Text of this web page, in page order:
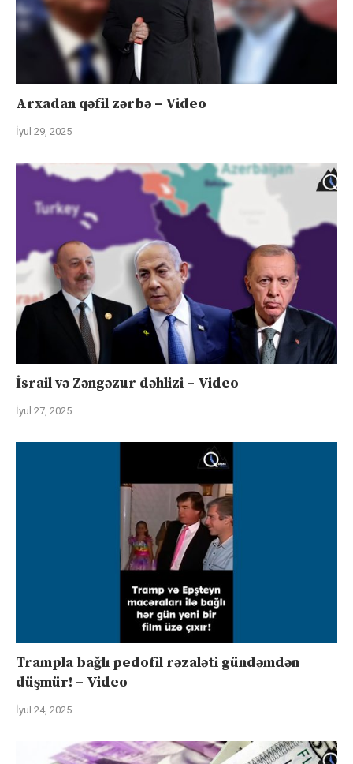
Arxadan qəfil zərbə – Video
İyul 29, 2025
İsrail və Zəngəzur dəhlizi – Video
İyul 27, 2025
Trampla bağlı pedofil rəzaləti gündəmdən
düşmür! – Video
İyul 24, 2025